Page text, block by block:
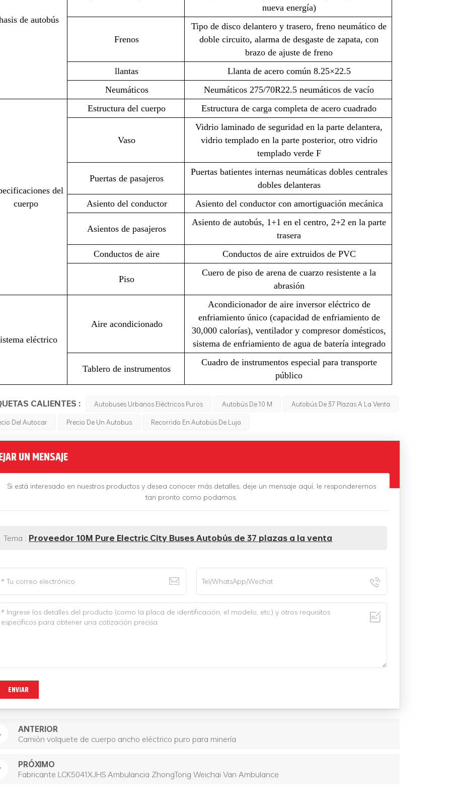
de autobús
nueva energía)
Frenos
Tipo de disco delantero y trasero, freno neumático de
doble circuito, alarma de desgaste de zapata, con
brazo de ajuste de freno
llantas
Llanta de acero común 8.25×22.5
Neumáticos
Neumáticos 275/70R22.5 neumáticos de vacío
del
cuerpo
Estructura del cuerpo Estructura de carga completa de acero cuadrado
Vaso
Vidrio laminado de seguridad en la parte delantera,
vidrio templado en la parte posterior, otro vidrio
templado verde F
Puertas de pasajeros
Puertas batientes internas neumáticas dobles centrales
dobles delanteras
Asiento del conductor
Asiento del conductor con amortiguación mecánica
Asientos de pasajeros
Asiento de autobús, 1+1 en el centro, 2+2 en la parte
trasera
Conductos de aire
Conductos de aire extruidos de PVC
Piso
Cuero de piso de arena de cuarzo resistente a la
abrasión
eléctrico
Aire acondicionado
Acondicionador de aire inversor eléctrico de
enfriamiento único (capacidad de enfriamiento de
30,000 calorías), ventilador y compresor domésticos,
sistema de enfriamiento de agua de batería integrado
Tablero de instrumentos
Cuadro de instrumentos especial para transporte
público
CALIENTES : Autobuses Urbanos Eléctricos Puros Autobús De 10 M
Autobús De 37 Plazas A La Venta
Del Autocar
Precio De Un Autobus Recorrido En Autobús De Lujo
UN MENSAJE
Si está interesado en nuestros productos y desea conocer más detalles, deje un mensaje aquí, le responderemos
tan pronto como podamos.
Tema : Proveedor 10M Pure Electric City Buses Autobús de 37 plazas a la venta
ENVIAR
ANTERIOR
Camión volquete de cuerpo ancho eléctrico puro para minería
PRÓXIMO
Fabricante LCK5041XJHS Ambulancia ZhongTong Weichai Van Ambulance